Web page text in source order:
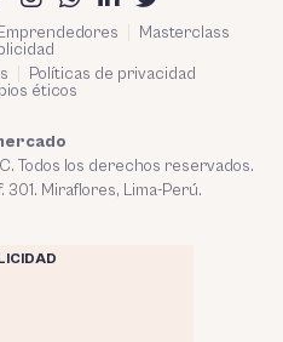
Masterclass
Políticas de privacidad
éticos
Todos los derechos reservados.
301. Miraflores, Lima-Perú.